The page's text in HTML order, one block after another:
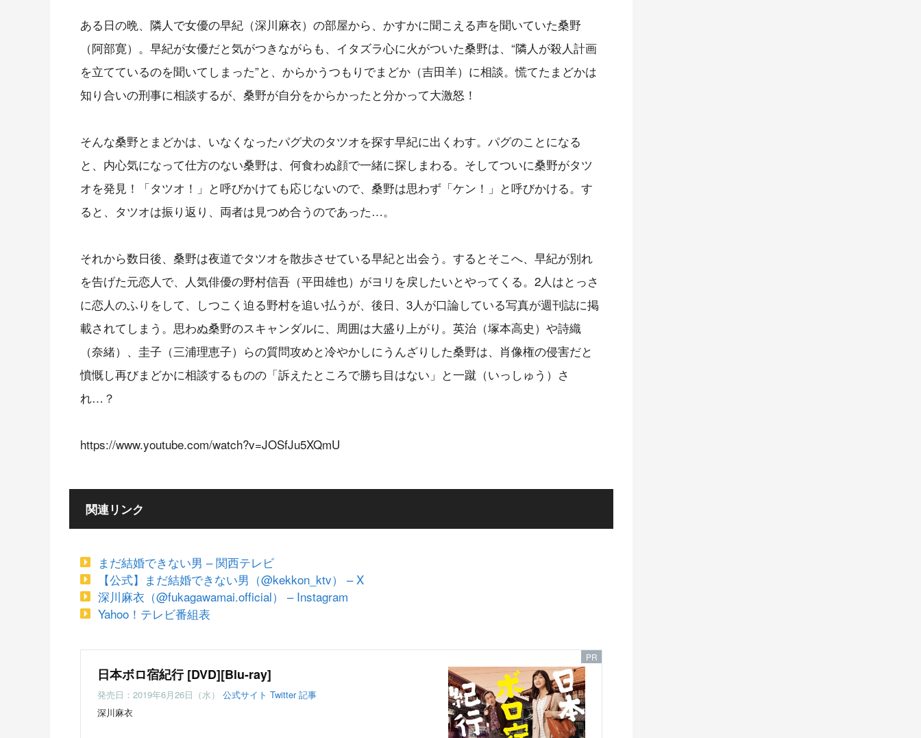
ある日の晩、隣人で女優の早紀（深川麻衣）の部屋から、かすかに聞こえる声を聞いていた桑野
（阿部寛）。早紀が女優だと気がつきながらも、イタズラ心に火がついた桑野は、“隣人が殺人計画
を立てているのを聞いてしまった”と、からかうつもりでまどか（吉田羊）に相談。慌てたまどかは
知り合いの刑事に相談するが、桑野が自分をからかったと分かって大激怒！
そんな桑野とまどかは、いなくなったパグ犬のタツオを探す早紀に出くわす。パグのことになる
と、内心気になって仕方のない桑野は、何食わぬ顔で一緒に探しまわる。そしてついに桑野がタツ
オを発見！「タツオ！」と呼びかけても応じないので、桑野は思わず「ケン！」と呼びかける。す
ると、タツオは振り返り、両者は見つめ合うのであった…。
それから数日後、桑野は夜道でタツオを散歩させている早紀と出会う。するとそこへ、早紀が別れ
を告げた元恋人で、人気俳優の野村信吾（平田雄也）がヨリを戻したいとやってくる。2人はとっさ
に恋人のふりをして、しつこく迫る野村を追い払うが、後日、3人が口論している写真が週刊誌に掲
載されてしまう。思わぬ桑野のスキャンダルに、周囲は大盛り上がり。英治（塚本高史）や詩織
（奈緒）、圭子（三浦理恵子）らの質問攻めと冷やかしにうんざりした桑野は、肖像権の侵害だと
憤慨し再びまどかに相談するものの「訴えたところで勝ち目はない」と一蹴（いっしゅう）さ
れ…？
https://www.youtube.com/watch?v=JOSfJu5XQmU
関連リンク
まだ結婚できない男 – 関西テレビ
【公式】まだ結婚できない男（@kekkon_ktv） – X
深川麻衣（@fukagawamai.official） – Instagram
Yahoo！テレビ番組表
日本ボロ宿紀行 [DVD][Blu-ray]
発売日：2019年6月26日（水） 公式サイト Twitter 記事
深川麻衣